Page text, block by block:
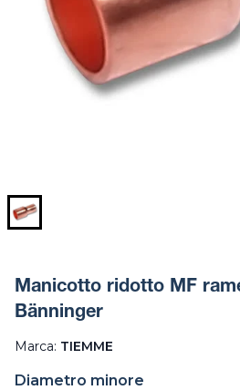
Manicotto ridotto MF
Bänninger
Marca: TIEMME
Diametro minore